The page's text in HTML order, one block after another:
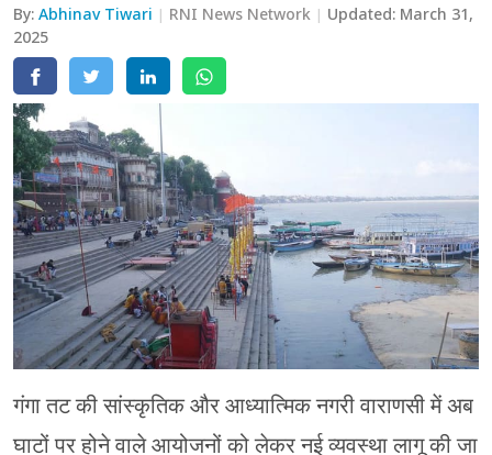
शिक्षा
वेब स्टोरी
By:Abhinav Tiwari RNI News Network Updated: March 31,
2025
गंगा तट की सांस्कृतिक और आध्यात्मिक नगरी वाराणसी में अब
घाटों पर होने वाले आयोजनों को लेकर नई व्यवस्था लागू की जा
आगरा
अयोध्या
अलीगढ़
मथुरा
मेरठ
मुरादाबाद
गोरखपुर
प्रयागराज
रामपुर